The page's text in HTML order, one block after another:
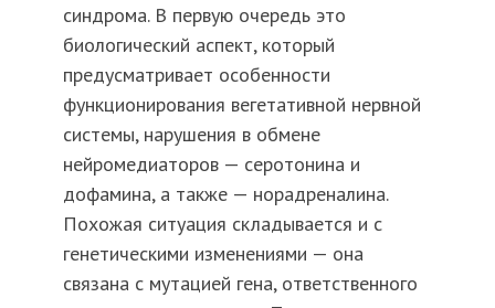
синдрома. В первую очередь это
биологический аспект, который
предусматривает особенности
функционирования вегетативной нервной
системы, нарушения в обмене
нейромедиаторов — серотонина и
дофамина, а также — норадреналина.
Похожая ситуация складывается и с
генетическими изменениями — она
связана с мутацией гена, ответственного